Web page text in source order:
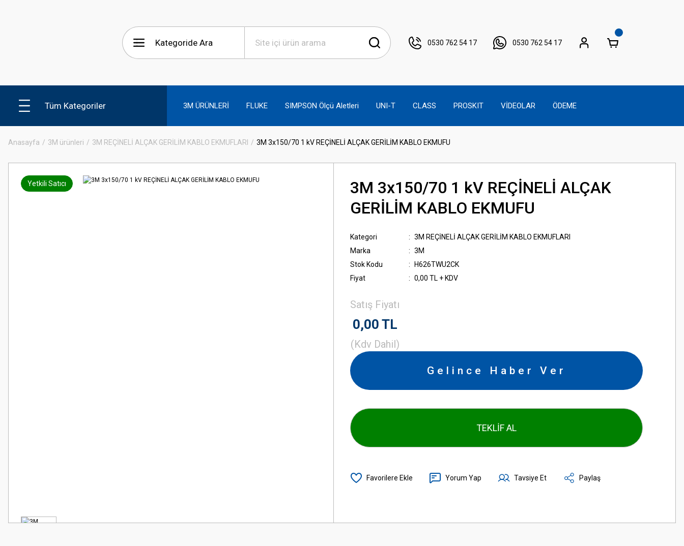
0530 762 54 17 0530 762 54 17
Tüm Kategoriler 3M ÜRÜNLERİ FLUKE SIMPSON Ölçü Aletleri UNI-T CLASS PROSKIT VİDEOLAR ÖDEME
Anasayfa 3M ürünleri 3M REÇİNELİ ALÇAK GERİLİM KABLO EKMUFLARI 3M 3x150/70 1 kV REÇİNELİ ALÇAK GERİLİM KABLO EKMUFU
Yetkili Satıcı
3M 3x150/70 1 kV REÇİNELİ ALÇAK
GERİLİM KABLO EKMUFU
Kategori
3M REÇİNELİ ALÇAK GERİLİM KABLO EKMUFLARI
Marka
3M
Stok Kodu
H626TWU2CK
Fiyat
0,00 TL + KDV
Satış Fiyatı
0,00 TL
(Kdv Dahil)
Gelince Haber Ver
TEKLİF AL
Yorum Yap Tavsiye Et Paylaş